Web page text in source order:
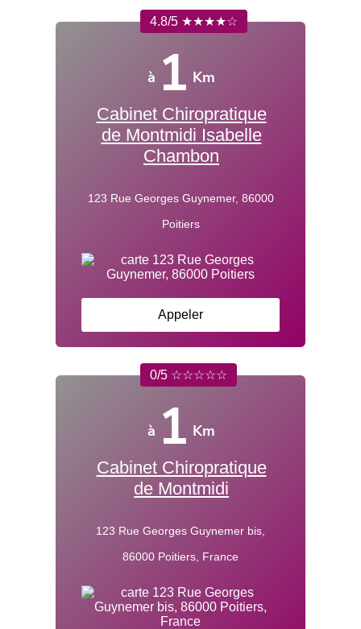
4.8/5 ★★★★☆
à 1 Km
Cabinet Chiropratique
de Montmidi Isabelle
Chambon
123 Rue Georges Guynemer, 86000
Poitiers
Appeler
0/5 ☆☆☆☆☆
à 1 Km
Cabinet Chiropratique
de Montmidi
123 Rue Georges Guynemer bis,
86000 Poitiers, France